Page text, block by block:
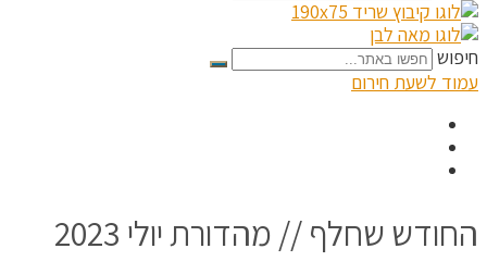
חיפוש
עמוד לשעת חירום
החודש שחלף // מהדורת יולי 2023